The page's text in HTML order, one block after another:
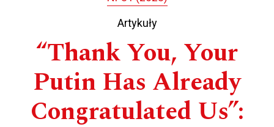
Artykuły
“Thank You, Your
Putin Has Already
Congratulated Us”: